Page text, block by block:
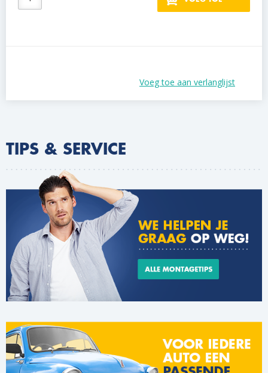
Voeg toe aan verlanglijst
TIPS & SERVICE